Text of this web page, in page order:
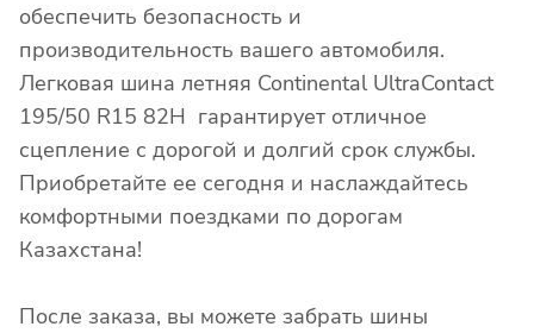
обеспечить безопасность и
производительность вашего автомобиля.
Легковая шина летняя Continental UltraContact
195/50 R15 82H гарантирует отличное
сцепление с дорогой и долгий срок службы.
Приобретайте ее сегодня и наслаждайтесь
комфортными поездками по дорогам
Казахстана!
После заказа, вы можете забрать шины